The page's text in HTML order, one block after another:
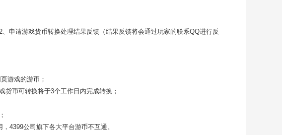
申请游戏货币转换处理结果反馈（结果反馈将会通过玩家的联系QQ进行反
游戏的游币；
货币可转换将于3个工作日内完成转换；
4399公司旗下各大平台游币不互通。